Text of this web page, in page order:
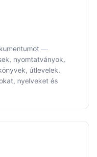
—
nyomtatványok,
útlevelek.
nyelveket és